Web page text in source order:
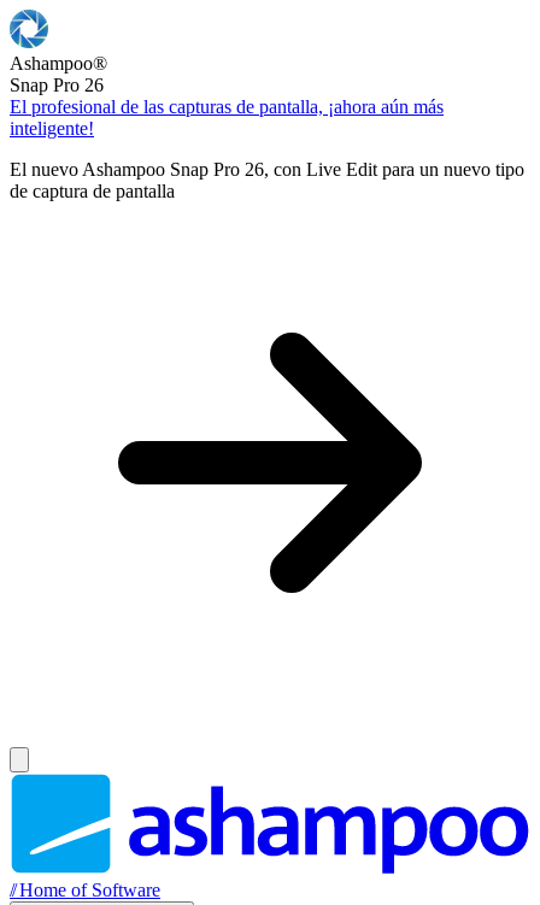
Ashampoo®
Snap Pro 26
El profesional de las capturas de pantalla, ¡ahora aún más
inteligente!
El nuevo Ashampoo Snap Pro 26, con Live Edit para un nuevo tipo
de captura de pantalla
//Home of Software